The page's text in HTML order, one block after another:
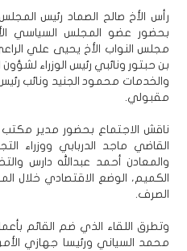
رأس الأخ صالح الصماد رئيس
بحضور عضو المجلس السياسي
مجلس النواب الأخ يحيى علي الراعي
بن حبتور ونائبي رئيس الوزراء لشؤون
والخدمات محمود الجنيد ونائب رئيس
مقبولي.
ناقش الاجتماع بحضور مدير مكتب
القاضي ماجد الدربابي ووزراء
والمعادن أحمد عبدالله دارس
الكميم، الوضع الاقتصادي خلال
الصرف.
وتطرق اللقاء الذي ضم القائم
محمد السياني ورئيسا جهازي